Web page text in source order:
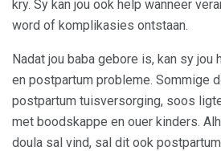
kry. Sy kan jou ook help wanneer
word of komplikasies ontstaan.
Nadat jou baba gebore is, kan sy jou
en postpartum probleme. Sommige
postpartum tuisversorging, soos
met boodskappe en ouer kinders.
doula sal vind, sal dit ook